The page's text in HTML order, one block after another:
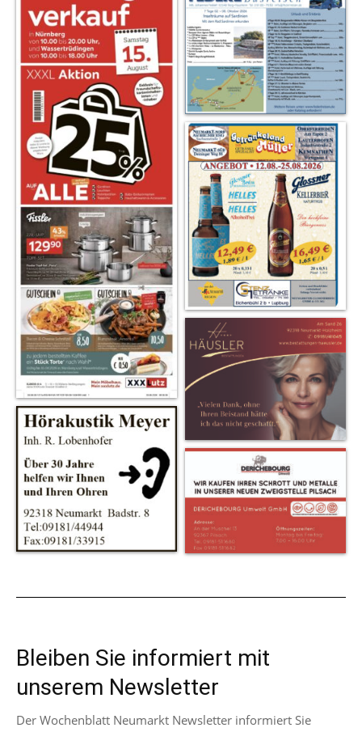
Bleiben Sie informiert mit
unserem Newsletter
Der Wochenblatt Neumarkt Newsletter informiert Sie